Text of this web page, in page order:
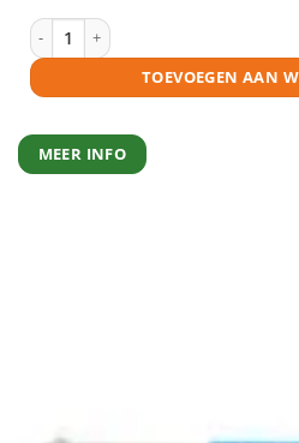
OKI 44469706 toner cyaan huismerk
TOEVOEGEN AAN
MEER INFO